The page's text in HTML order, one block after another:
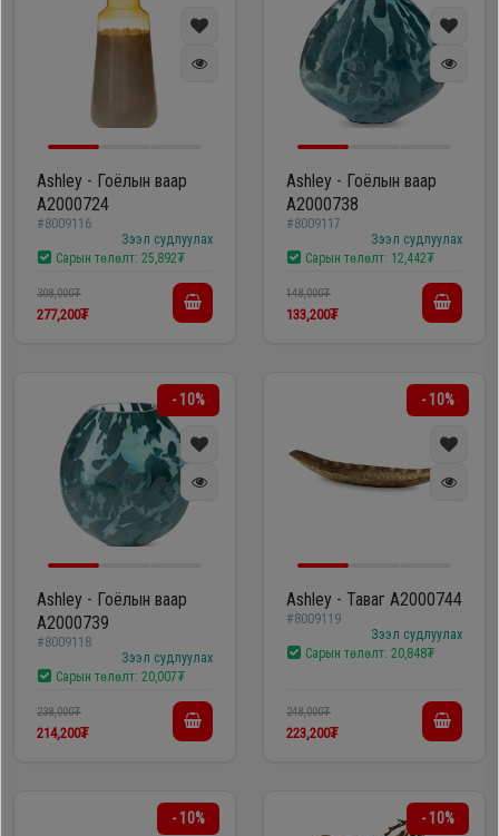
Ashley - Гоёлын ваар
A2000724
#8009116
Зээл судлуулах
Сарын төлөлт: 25,892₮
308,000₮
277,200₮
Ashley - Гоёлын ваар
A2000738
#8009117
Зээл судлуулах
Сарын төлөлт: 12,442₮
148,000₮
133,200₮
- 10%
Ashley - Гоёлын ваар
A2000739
#8009118
Зээл судлуулах
Сарын төлөлт: 20,007₮
238,000₮
214,200₮
- 10%
Ashley - Таваг A2000744
#8009119
Зээл судлуулах
Сарын төлөлт: 20,848₮
248,000₮
223,200₮
- 10% - 10%